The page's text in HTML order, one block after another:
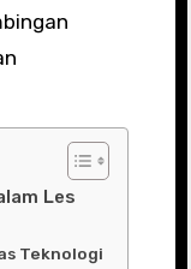
Les
Teknologi